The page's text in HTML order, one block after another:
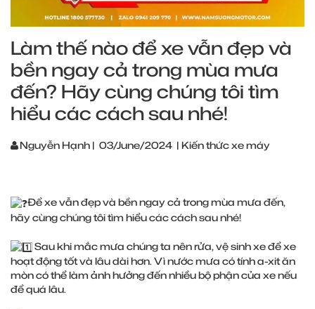
Làm thế nào để xe vẫn đẹp và
bền ngay cả trong mùa mưa
đến? Hãy cùng chúng tôi tìm
hiểu các cách sau nhé!
Nguyễn Hạnh | 03/June/2024 | Kiến thức xe máy
Để xe vẫn đẹp và bền ngay cả trong mùa mưa đến,
hãy cùng chúng tôi tìm hiểu các cách sau nhé!
Sau khi mắc mưa chúng ta nên rửa, vệ sinh xe để xe
hoạt động tốt và lâu dài hơn. Vì nước mưa có tính a-xit ăn
mòn có thể làm ảnh hưởng đến nhiều bộ phận của xe nếu
để quá lâu.